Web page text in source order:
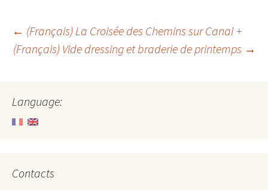
Post
← (Français) La Croisée des Chemins sur Canal +
(Français) Vide dressing et braderie de printemps →
Language:
Contacts